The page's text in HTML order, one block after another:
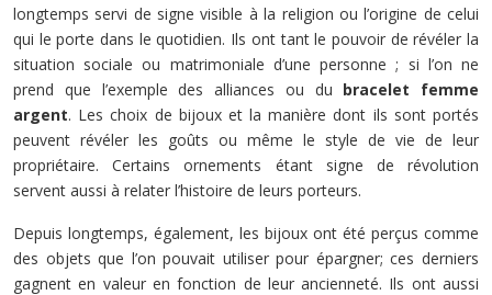
longtemps servi de signe visible à la religion ou l’origine de celui
qui le porte dans le quotidien. Ils ont tant le pouvoir de révéler la
situation sociale ou matrimoniale d’une personne ; si l’on ne
prend que l’exemple des alliances ou du bracelet femme
argent. Les choix de bijoux et la manière dont ils sont portés
peuvent révéler les goûts ou même le style de vie de leur
propriétaire. Certains ornements étant signe de révolution
servent aussi à relater l’histoire de leurs porteurs.
Depuis longtemps, également, les bijoux ont été perçus comme
des objets que l’on pouvait utiliser pour épargner; ces derniers
gagnent en valeur en fonction de leur ancienneté. Ils ont aussi